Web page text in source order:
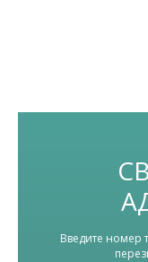
Введите номер